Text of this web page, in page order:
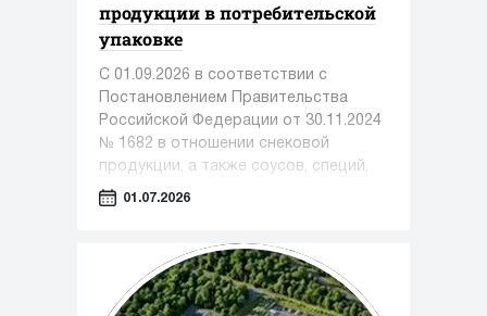
продукции в потребительской
упаковке
С 01.09.2026 в соответствии с
Постановлением Правительства
Российской Федерации от 30.11.2024
№ 1682 в отношении снековой
продукции, а также соусов, специй,
приправ становится обязательной
розничной реализации продукции
01.07.2026